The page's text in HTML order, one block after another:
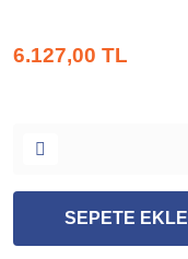
6.127,00 TL
SEPETE EKLE